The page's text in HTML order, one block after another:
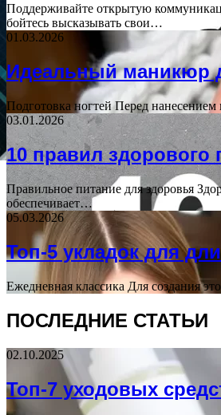
Поддерживайте открытую
бойтесь высказывать свои…
01.03.2026
Идеальный маникюр
Подготовка ногтей Перед
03.01.2026
10 правил здорового
Правильное питание для здоровья
обеспечивает…
05.03.2026
Топ-5 укладок для
Ежедневная классика Для создания
ПОСЛЕДНИЕ СТАТЬИ
02.10.2025
Топ-7 уходовых